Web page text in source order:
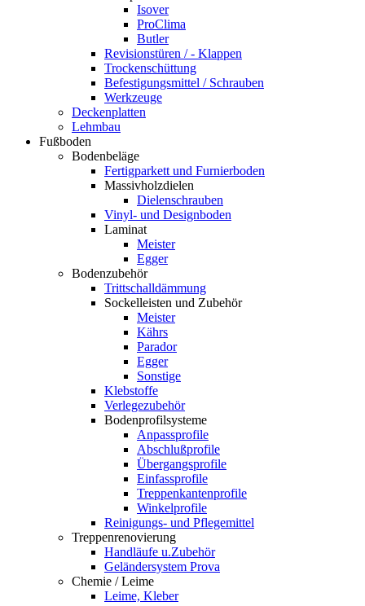
Isover
ProClima
Butler
Revisionstüren / - Klappen
Trockenschüttung
Befestigungsmittel / Schrauben
Werkzeuge
Deckenplatten
Lehmbau
Fußboden
Bodenbeläge
Fertigparkett und Furnierboden
Massivholzdielen
Dielenschrauben
Vinyl- und Designboden
Laminat
Meister
Egger
Bodenzubehör
Trittschalldämmung
Sockelleisten und Zubehör
Meister
Kährs
Parador
Egger
Sonstige
Klebstoffe
Verlegezubehör
Bodenprofilsysteme
Anpassprofile
Abschlußprofile
Übergangsprofile
Einfassprofile
Treppenkantenprofile
Winkelprofile
Reinigungs- und Pflegemittel
Treppenrenovierung
Handläufe u.Zubehör
Geländersystem Prova
Chemie / Leime
Leime, Kleber